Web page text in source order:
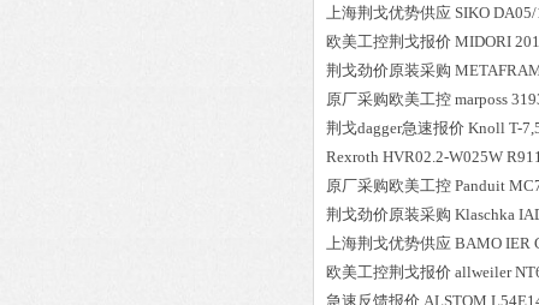
上海荆戈优势供应 SIKO DA05/
欧美工控荆戈报价 MIDORI
荆戈劲价原装采购
原厂采购欧美工控 marposs
荆戈dagger急速报价 Knoll T-
Rexroth HVR02.2-W025W
原厂采购欧美工控 Panduit
荆戈劲价原装采购 Klaschka
上海荆戈优势供应 BAMO IER
欧美工控荆戈报价 allweiler
急速反馈报价 ALSTOM